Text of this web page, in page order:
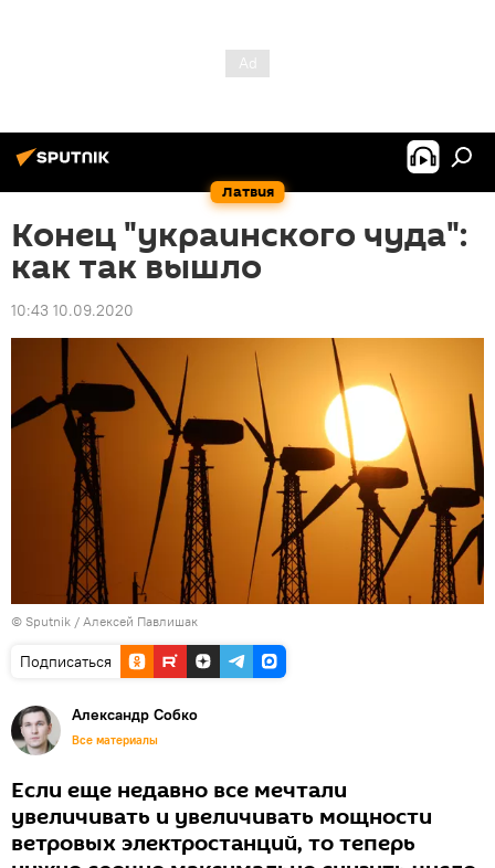
Латвия
Конец "украинского чуда":
как так вышло
10:43 10.09.2020
© Sputnik / Алексей Павлишак
Подписаться
Александр Собко
Все материалы
Если еще недавно все мечтали
увеличивать и увеличивать мощности
ветровых электростанций, то теперь